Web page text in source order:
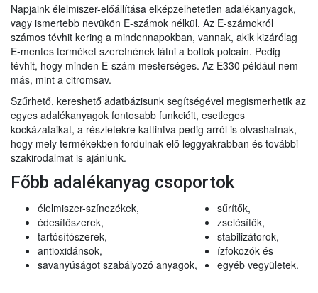
Napjaink élelmiszer-előállítása elképzelhetetlen adalékanyagok,
vagy ismertebb nevükön E-számok nélkül. Az E-számokról
számos tévhit kering a mindennapokban, vannak, akik kizárólag
E-mentes terméket szeretnének látni a boltok polcain. Pedig
tévhit, hogy minden E-szám mesterséges. Az E330 például nem
más, mint a citromsav.
Szűrhető, kereshető adatbázisunk segítségével megismerhetik az
egyes adalékanyagok fontosabb funkcióit, esetleges
kockázataikat, a részletekre kattintva pedig arról is olvashatnak,
hogy mely termékekben fordulnak elő leggyakrabban és további
szakirodalmat is ajánlunk.
Főbb adalékanyag csoportok
élelmiszer-színezékek,
édesítőszerek,
tartósítószerek,
antioxidánsok,
savanyúságot szabályozó anyagok,
sűrítők,
zselésítők,
stabilizátorok,
ízfokozók és
egyéb vegyületek.